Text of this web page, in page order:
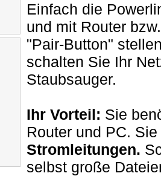
Einfach die
und mit Router
"Pair-Button"
schalten Sie Ihr
Staubsauger.
Ihr Vorteil: Sie
Router und PC.
Stromleitungen.
selbst große